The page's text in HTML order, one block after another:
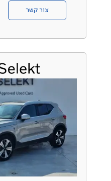
צור קשר